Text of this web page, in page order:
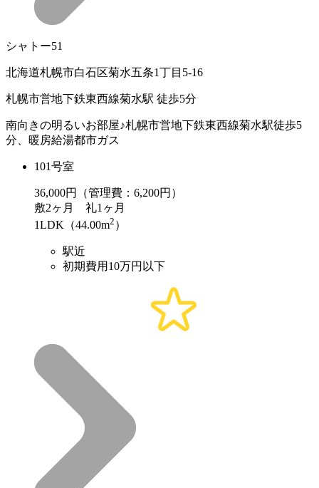
シャトー51
北海道札幌市白石区菊水五条1丁目5-16
札幌市営地下鉄東西線菊水駅 徒歩5分
南向きの明るいお部屋♪札幌市営地下鉄東西線菊水駅徒歩5
分、暖房給湯都市ガス
101号室
36,000円（管理費：6,200円）
敷2ヶ月 礼1ヶ月
1LDK（44.00m2 ）
駅近
初期費用10万円以下